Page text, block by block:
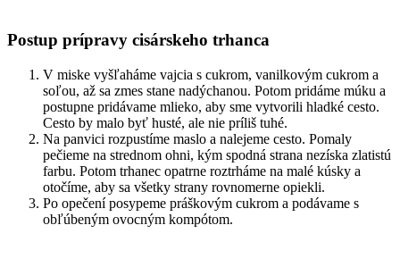
Postup prípravy cisárskeho trhanca
V miske vyšľaháme vajcia s cukrom, vanilkovým cukrom a
soľou, až sa zmes stane nadýchanou. Potom pridáme múku a
postupne pridávame mlieko, aby sme vytvorili hladké cesto.
Cesto by malo byť husté, ale nie príliš tuhé.
Na panvici rozpustíme maslo a nalejeme cesto. Pomaly
pečieme na strednom ohni, kým spodná strana nezíska zlatistú
farbu. Potom trhanec opatrne roztrháme na malé kúsky a
otočíme, aby sa všetky strany rovnomerne opiekli.
Po opečení posypeme práškovým cukrom a podávame s
obľúbeným ovocným kompótom.